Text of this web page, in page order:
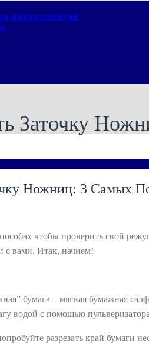
инструментов
Заточку
Ножниц: 3 Самых
чтобы проверить свой
с вами. Итак, начнем!
бумага – мягкая бумажная
водой с помощью
разрезать край бумаги